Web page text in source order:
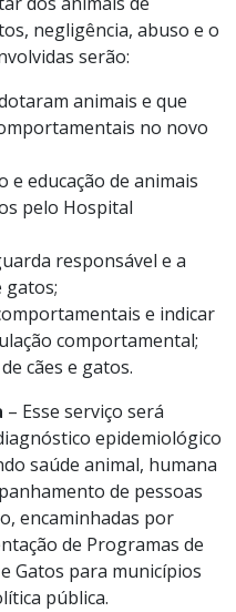
negligência, abuso e o
serão:
animais e que
no novo
educação de animais
pelo Hospital
responsável e a
gatos;
e indicar
comportamental;
cães e gatos.
– Esse serviço será
epidemiológico
saúde animal, humana
de pessoas
encaminhadas por
de Programas de
Gatos para municípios
pública.